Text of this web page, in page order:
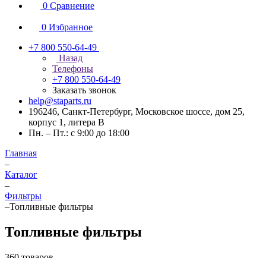
0 Сравнение
0 Избранное
+7 800 550-64-49
Назад
Телефоны
+7 800 550-64-49
Заказать звонок
help@staparts.ru
196246, Санкт-Петербург, Московское шоссе, дом 25,
корпус 1, литера В
Пн. – Пт.: с 9:00 до 18:00
Главная
–
Каталог
–
Фильтры
–Топливные фильтры
Топливные фильтры